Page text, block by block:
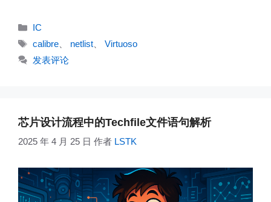
分
IC
标
签
calibre netlist
Virtuoso
发表评论
芯片设计流程中的Techfile文件语句解析
2025 年 4 月 25 日 作者 LSTK